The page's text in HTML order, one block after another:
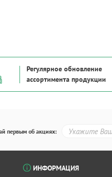
Регулярное обновление
ассортимента продукции
первым об акциях:
ИНФОРМАЦИЯ